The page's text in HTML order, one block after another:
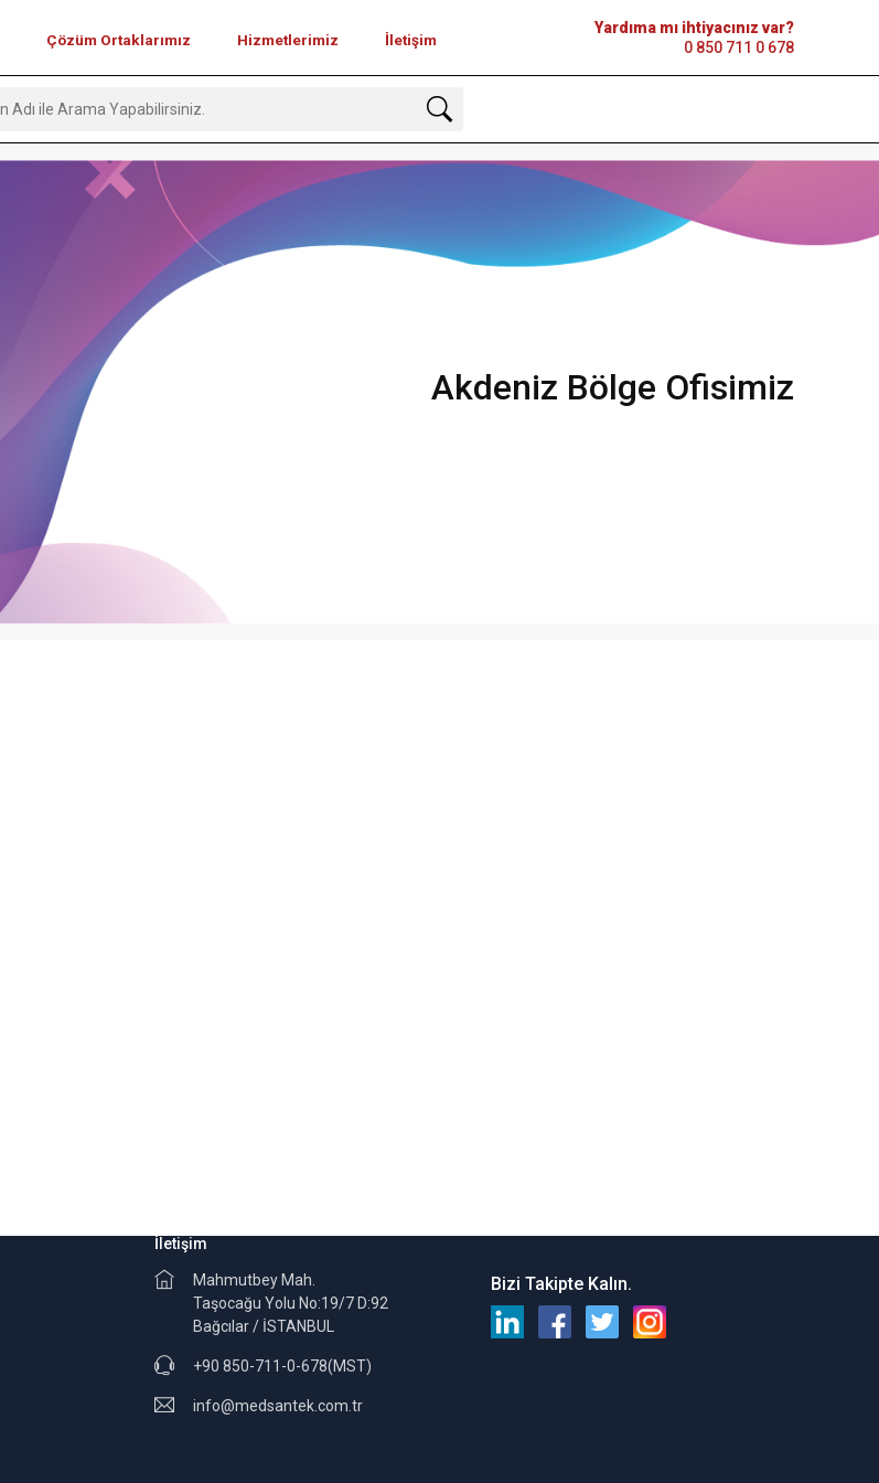
Çözüm Ortaklarımız Hizmetlerimiz İletişim
Yardıma mı ihtiyacınız var?
0 850 711 0 678
Akdeniz Bölge Ofisimiz
İletişim
Mahmutbey Mah.
Taşocağu Yolu No:19/7 D:92
Bağcılar / İSTANBUL
+90 850-711-0-678(MST)
info@medsantek.com.tr
Bizi Takipte Kalın.